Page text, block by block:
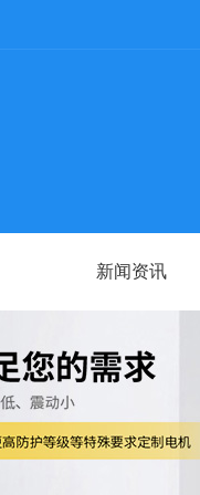
新闻资讯